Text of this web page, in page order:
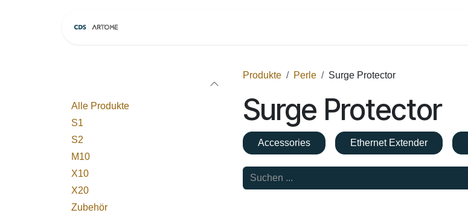
Alle Produkte
S1
S2
M10
X10
X20
Zubehör
Produkte Perle Surge Protector
Surge Protector
Accessories Ethernet Extender